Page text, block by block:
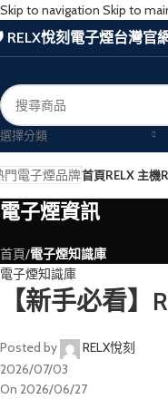
Skip to navigation Skip to
RELX悅刻電子煙台灣官
選擇分類
門電子煙品牌首頁RELX 主機
電子煙資訊
首頁/電子煙知識庫
電子煙知識庫
【新手必看
Posted by
RELX悅刻
2026/07/03
On 2026/06/27